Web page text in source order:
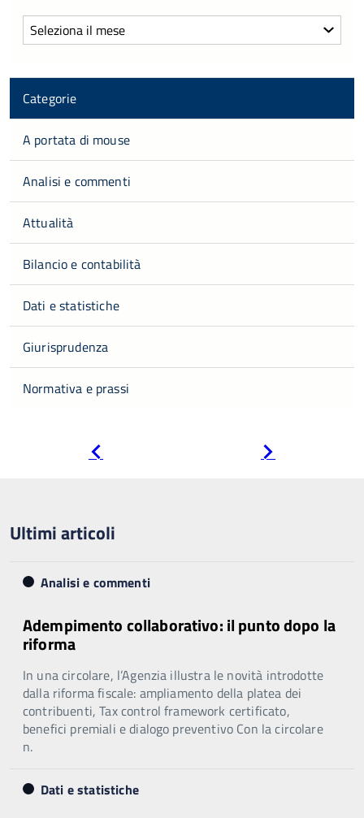
Archivi
Categorie
A portata di mouse
Analisi e commenti
Attualità
Bilancio e contabilità
Dati e statistiche
Giurisprudenza
Normativa e prassi
Ultimi articoli
Analisi e commenti
Adempimento collaborativo: il punto dopo la
riforma
In una circolare, l’Agenzia illustra le novità introdotte
dalla riforma fiscale: ampliamento della platea dei
contribuenti, Tax control framework certificato,
benefici premiali e dialogo preventivo Con la circolare
n.
Dati e statistiche